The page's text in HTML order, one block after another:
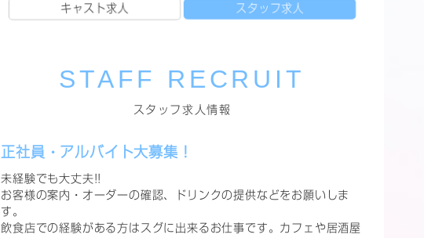
キャスト求人 スタッフ求人
STAFF RECRUIT
スタッフ求人情報
正社員・アルバイト大募集！
未経験でも大丈夫!!
お客様の案内・オーダーの確認、ドリンクの提供などをお願いしま
す。
飲食店での経験がある方はスグに出来るお仕事です。カフェや居酒屋